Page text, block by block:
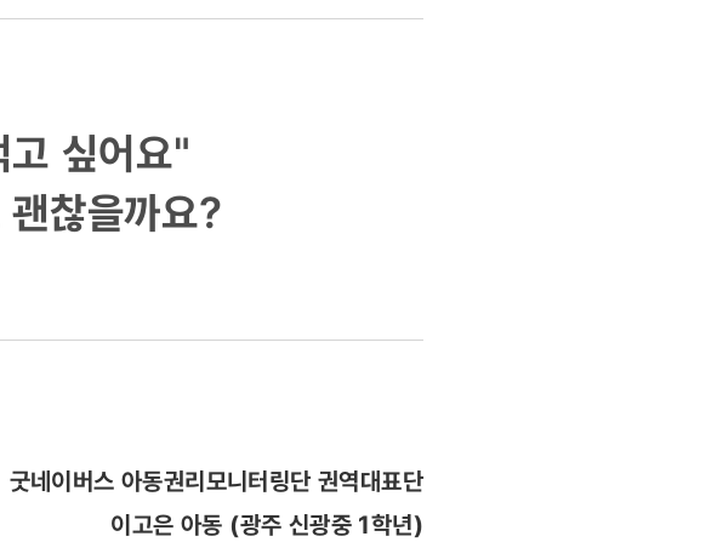
싶어요"
찮을까요?
굿네이버스 아동권리모니터링단 권역대표단
이고은 아동 (광주 신광중 1학년)